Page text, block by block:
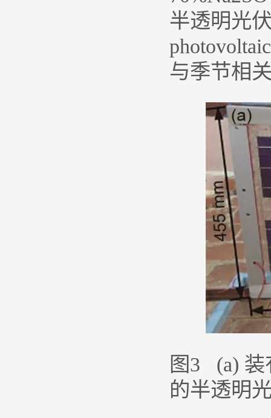
半透明光
与季节相
图3 (a) 装
的半透明